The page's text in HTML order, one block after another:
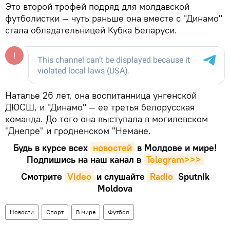
Это второй трофей подряд для молдавской
футболистки — чуть раньше она вместе с "Динамо"
стала обладательницей Кубка Беларуси.
Наталье 26 лет, она воспитанница унгенской
ДЮСШ, и "Динамо" — ее третья белорусская
команда. До того она выступала в могилевском
"Днепре" и гродненском "Немане.
Будь в курсе всех новостей в Молдове и мире!
Подпишись на наш канал в Telegram>>>
Смотрите Video и слушайте Radio Sputnik
Moldova
Новости Спорт В мире Футбол